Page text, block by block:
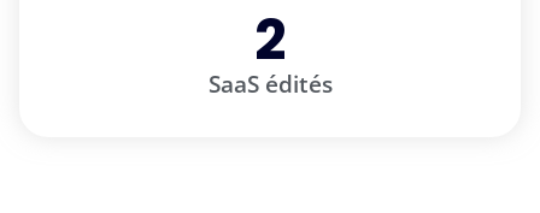
SaaS édités
2